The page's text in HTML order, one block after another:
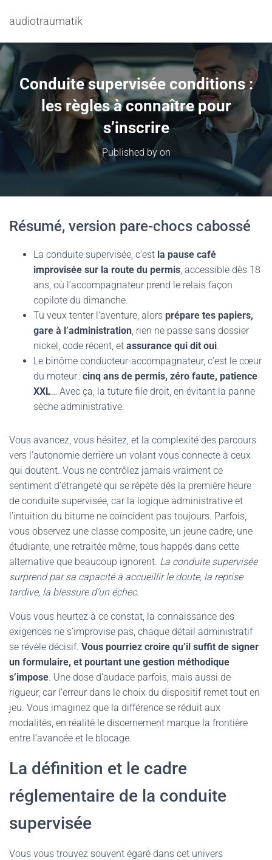
audiotraumatik
Conduite supervisée conditions :
les règles à connaître pour
s’inscrire
Published by on
Résumé, version pare-chocs cabossé
La conduite supervisée, c’est la pause café
improvisée sur la route du permis, accessible dès 18
ans, où l’accompagnateur prend le relais façon
copilote du dimanche.
Tu veux tenter l’aventure, alors prépare tes papiers,
gare à l’administration, rien ne passe sans dossier
nickel, code récent, et assurance qui dit oui.
Le binôme conducteur-accompagnateur, c’est le cœur
du moteur : cinq ans de permis, zéro faute, patience
XXL… Avec ça, la tuture file droit, en évitant la panne
sèche administrative.
Vous avancez, vous hésitez, et la complexité des parcours
vers l’autonomie derrière un volant vous connecte à ceux
qui doutent. Vous ne contrôlez jamais vraiment ce
sentiment d’étrangeté qui se répète dès la première heure
de conduite supervisée, car la logique administrative et
l’intuition du bitume ne coïncident pas toujours. Parfois,
vous observez une classe composite, un jeune cadre, une
étudiante, une retraitée même, tous happés dans cette
alternative que beaucoup ignorent. La conduite supervisée
surprend par sa capacité à accueillir le doute, la reprise
tardive, la blessure d’un échec.
Vous vous heurtez à ce constat, la connaissance des
exigences ne s’improvise pas, chaque détail administratif
se révèle décisif. Vous pourriez croire qu’il suffit de signer
un formulaire, et pourtant une gestion méthodique
s’impose. Une dose d’audace parfois, mais aussi de
rigueur, car l’erreur dans le choix du dispositif remet tout en
jeu. Vous imaginez que la différence se réduit aux
modalités, en réalité le discernement marque la frontière
entre l’avancée et le blocage.
La définition et le cadre
réglementaire de la conduite
supervisée
Vous vous trouvez souvent égaré dans cet univers